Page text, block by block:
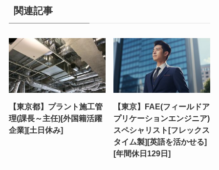
関連記事
【東京都】プラント施工管
理(課長～主任)[外国籍活躍
企業][土日休み]
【東京】FAE(フィールドア
プリケーションエンジニア)
スペシャリスト[フレックス
タイム製][英語を活かせる]
[年間休日129日]